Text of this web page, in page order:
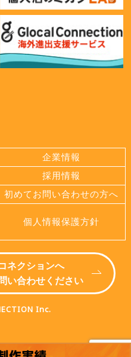
企業情報
採用情報
初めてお問い合わせの方へ
個人情報保護方針
ネクションへ
い合わせください
Inc.